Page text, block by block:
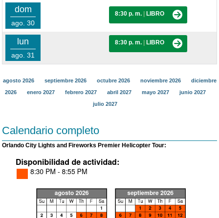
dom
ago. 30
8:30 p. m. LIBRO
lun
ago. 31
8:30 p. m. LIBRO
agosto 2026 septiembre 2026 octubre 2026 noviembre 2026
diciembre
2026
enero 2027 febrero 2027 abril 2027 mayo 2027
junio 2027
julio 2027
Calendario completo
Orlando City Lights and Fireworks Premier Helicopter Tour: